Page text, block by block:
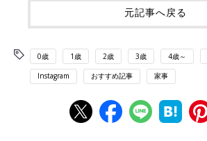
元記事へ戻る
0歳 1歳 2歳 3歳 4歳～
Instagram おすすめ記事 家事